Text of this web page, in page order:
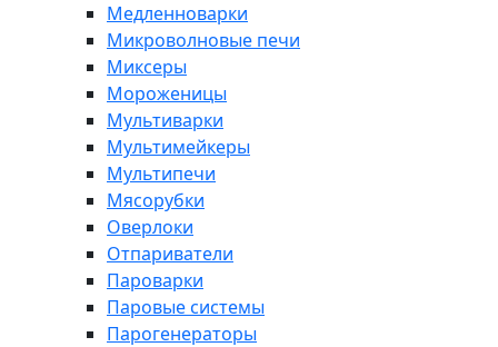
Медленноварки
Микроволновые печи
Миксеры
Мороженицы
Мультиварки
Мультимейкеры
Мультипечи
Мясорубки
Оверлоки
Отпариватели
Пароварки
Паровые системы
Парогенераторы